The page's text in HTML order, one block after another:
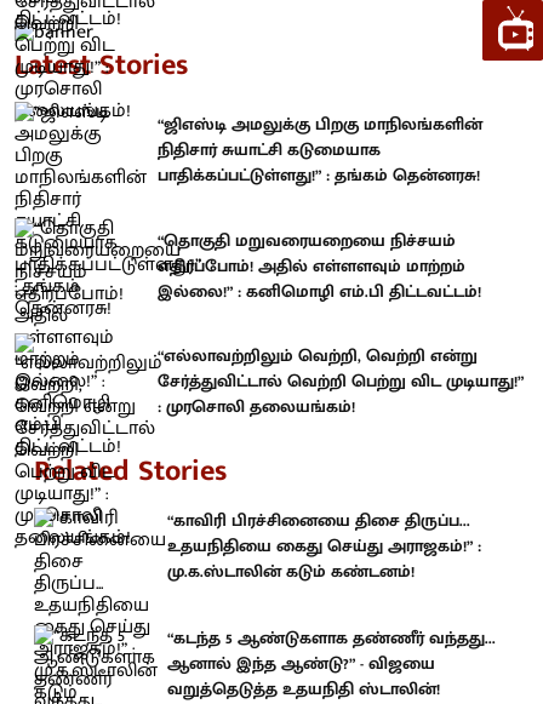
Latest Stories
“ஜிஎஸ்டி அமலுக்கு பிறகு மாநிலங்களின்
நிதிசார் சுயாட்சி கடுமையாக
பாதிக்கப்பட்டுள்ளது!” : தங்கம் தென்னரசு!
“தொகுதி மறுவரையறையை நிச்சயம்
எதிர்ப்போம்! அதில் எள்ளளவும் மாற்றம்
இல்லை!” : கனிமொழி எம்.பி திட்டவட்டம்!
“எல்லாவற்றிலும் வெற்றி, வெற்றி என்று
சேர்த்துவிட்டால் வெற்றி பெற்று விட முடியாது!”
: முரசொலி தலையங்கம்!
Related Stories
“காவிரி பிரச்சினையை திசை திருப்ப...
உதயநிதியை கைது செய்து அராஜகம்!” :
மு.க.ஸ்டாலின் கடும் கண்டனம்!
“கடந்த 5 ஆண்டுகளாக தண்ணீர் வந்தது...
ஆனால் இந்த ஆண்டு?” - விஜயை
வறுத்தெடுத்த உதயநிதி ஸ்டாலின்!